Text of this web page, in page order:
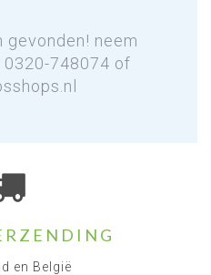
gevonden! neem
748074 of
en België